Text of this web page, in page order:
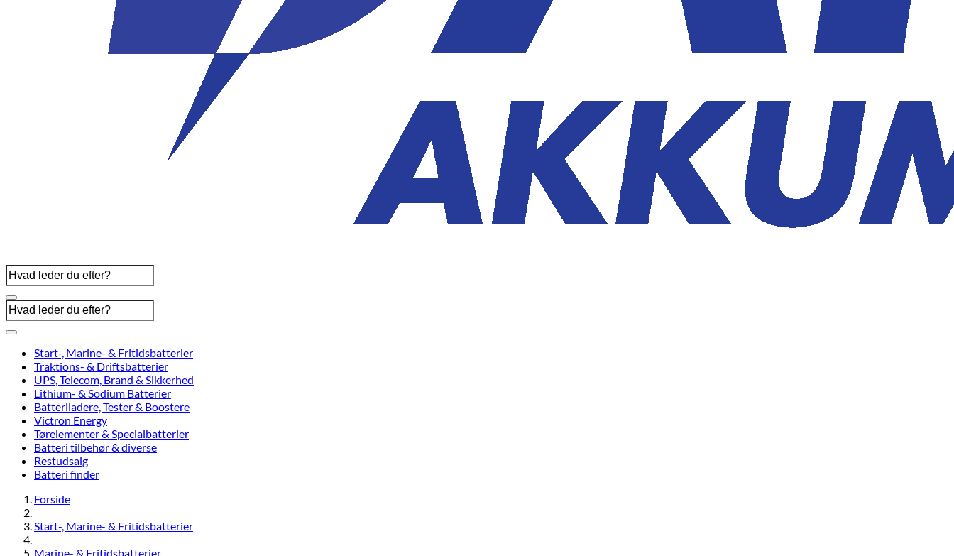
Start-, Marine- & Fritidsbatterier
Traktions- & Driftsbatterier
UPS, Telecom, Brand & Sikkerhed
Lithium- & Sodium Batterier
Batteriladere, Tester & Boostere
Victron Energy
Tørelementer & Specialbatterier
Batteri tilbehør & diverse
Restudsalg
Batteri finder
Forside
Start-, Marine- & Fritidsbatterier
Marine- & Fritidsbatterier